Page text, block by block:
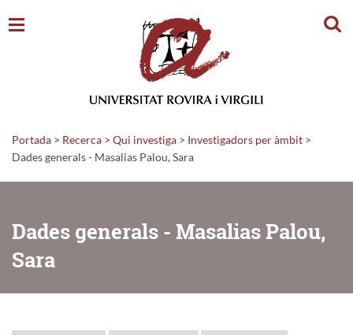
Portada > Recerca > Qui investiga > Investigadors per àmbit >
Dades generals - Masalias Palou, Sara
Dades generals - Masalias Palou,
Sara